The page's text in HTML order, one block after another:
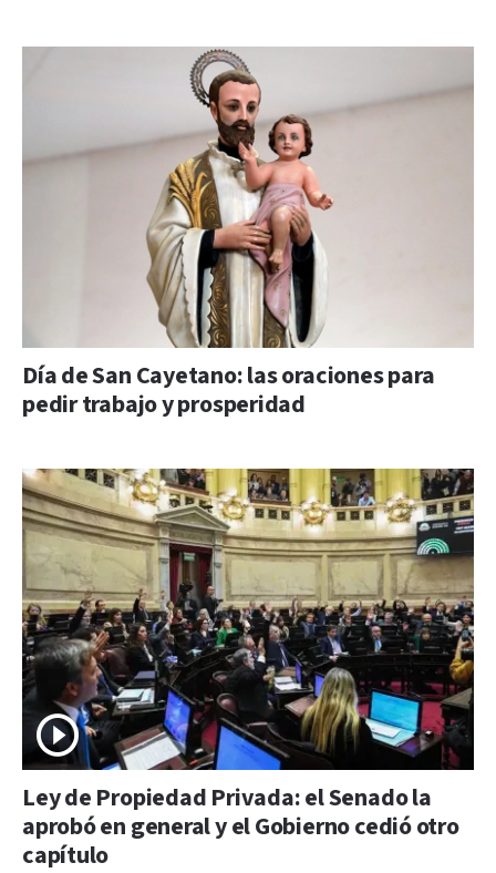
Día de San Cayetano: las oraciones para
pedir trabajo y prosperidad
Ley de Propiedad Privada: el Senado la
aprobó en general y el Gobierno cedió otro
capítulo